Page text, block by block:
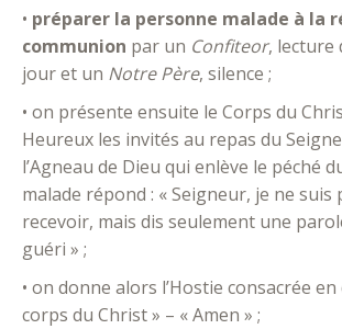
• préparer la personne malade à la
communion par un Confiteor, lecture
jour et un Notre Père, silence ;
• on présente ensuite le Corps du
Heureux les invités au repas du
l’Agneau de Dieu qui enlève le péché
malade répond : « Seigneur, je ne suis
recevoir, mais dis seulement une
guéri » ;
• on donne alors l’Hostie consacrée en
corps du Christ » – « Amen » ;